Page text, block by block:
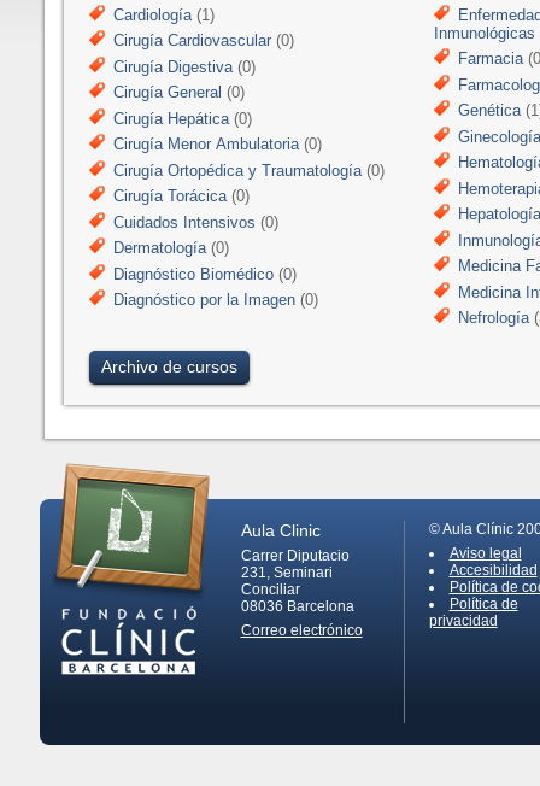
Cardiología(1)
Cirugía Cardiovascular(0)
Cirugía Digestiva(0)
Cirugía General (0)
Cirugía Hepática(0)
Cirugía Menor Ambulatoria(0)
Cirugía Ortopédica y Traumatología(0)
Cirugía Torácica(0)
Cuidados Intensivos (0)
Dermatología(0)
Diagnóstico Biomédico(0)
Diagnóstico por la Imagen(0)
Inmunológicas
Farmacia
Genética
Ginecología
Hepatología
Medicina
Medicina
Nefrología
Archivo de cursos
Aula Clinic
Carrer Diputacio
231, Seminari
Conciliar
08036 Barcelona
Correo electrónico
© Aula Clínic
Aviso legal
Accesibilidad
Política de
Política de
privacidad